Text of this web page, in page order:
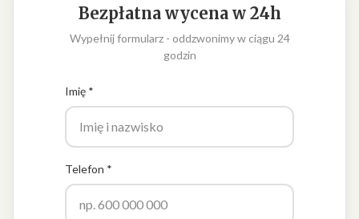
Bezpłatna wycena w 24h
Wypełnij formularz - oddzwonimy w ciągu 24
godzin
Imię *
Telefon *